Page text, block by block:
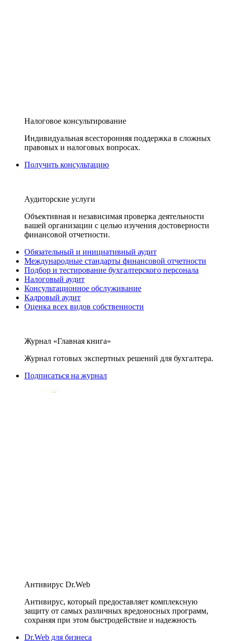
Налоговое консультирование
Индивидуальная всесторонняя поддержка в сложных
правовых и налоговых вопросах.
Получить консультацию
Аудиторские услуги
Объективная и независимая проверка деятельности
вашей организации с целью изучения достоверности
финансовой отчетности.
Обязательный и инициативный аудит
Международные стандарты финансовой отчетности
Подбор и тестирование бухгалтерского персонала
Налоговый аудит
Консультационное обслуживание
Кадровый аудит
Оценка всех видов собственности
Журнал «Главная книга»
Журнал готовых экспертных решений для бухгалтера.
Подписаться на журнал
Антивирус Dr.Web
Антивирус, который предоставляет комплексную
защиту от самых различных вредоносных программ,
сохраняя при этом быстродействие и надежность
Dr.Web для бизнеса